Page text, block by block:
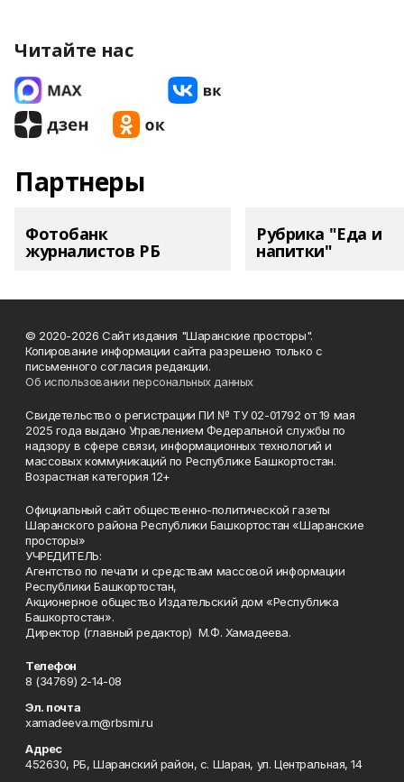
Читайте нас
Партнеры
Фотобанк
журналистов РБ
Рубрика "Еда и
напитки"
© 2020-2026 Сайт издания "Шаранские просторы".
Копирование информации сайта разрешено только с
письменного согласия редакции.
Об использовании персональных данных
Свидетельство о регистрации ПИ № ТУ 02-01792 от 19 мая
2025 года выдано Управлением Федеральной службы по
надзору в сфере связи, информационных технологий и
массовых коммуникаций по Республике Башкортостан.
Возрастная категория 12+
Официальный сайт общественно-политической газеты
Шаранского района Республики Башкортостан «Шаранские
просторы»
УЧРЕДИТЕЛЬ:
Агентство по печати и средствам массовой информации
Республики Башкортостан,
Акционерное общество Издательский дом «Республика
Башкортостан».
Директор (главный редактор) М.Ф. Хамадеева.
Телефон
8 (34769) 2-14-08
Эл. почта
xamadeeva.m@rbsmi.ru
Адрес
452630, РБ, Шаранский район, с. Шаран, ул. Центральная, 14